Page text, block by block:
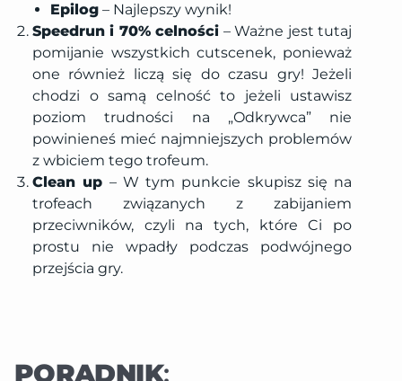
Epilog – Najlepszy wynik!
Speedrun i 70% celności – Ważne jest tutaj
pomijanie wszystkich cutscenek, ponieważ
one również liczą się do czasu gry! Jeżeli
chodzi o samą celność to jeżeli ustawisz
poziom trudności na „Odkrywca” nie
powinieneś mieć najmniejszych problemów
z wbiciem tego trofeum.
Clean up – W tym punkcie skupisz się na
trofeach związanych z zabijaniem
przeciwników, czyli na tych, które Ci po
prostu nie wpadły podczas podwójnego
przejścia gry.
PORADNIK: